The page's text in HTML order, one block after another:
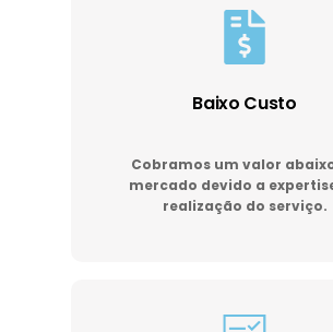
Baixo Custo
Cobramos um valor
mercado devido a
realização do serviço.